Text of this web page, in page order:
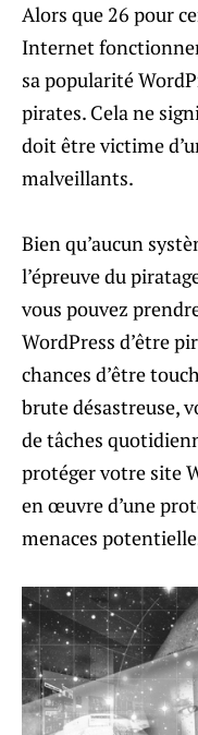
Alors que 26 pour
Internet
sa popularité
pirates. Cela ne
doit être victime
malveillants.
Bien qu’aucun
l’épreuve du
vous pouvez
WordPress d’être
chances d’être
brute désastreuse,
de tâches
protéger votre site
en œuvre d’une
menaces